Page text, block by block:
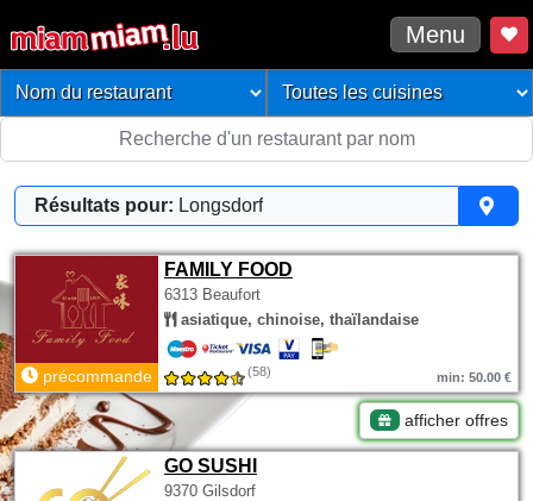
Menu
Résultats pour: Longsdorf
FAMILY FOOD
6313 Beaufort
asiatique, chinoise, thaïlandaise
précommande (58) min: 50.00 €
afficher offres
GO SUSHI
9370 Gilsdorf